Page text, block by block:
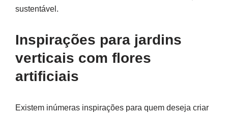
sustentável.
Inspirações para jardins
verticais com flores
artificiais
Existem inúmeras inspirações para quem deseja criar